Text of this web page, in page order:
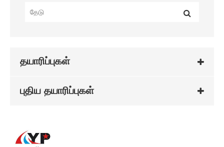
தயாரிப்புகள்
புதிய தயாரிப்புகள்